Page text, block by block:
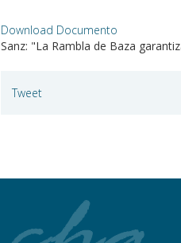
Download Documento
Sanz: "La Rambla de Baza
Tweet